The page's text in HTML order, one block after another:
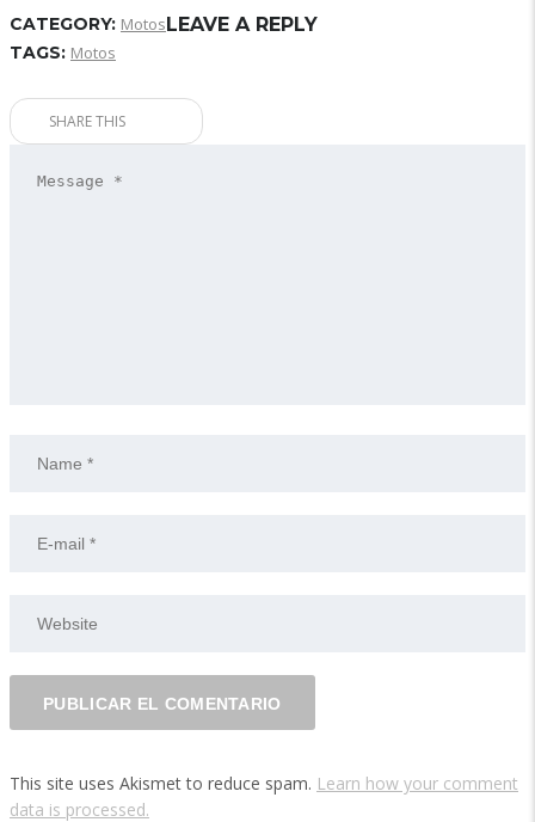
CATEGORY: Motos
TAGS: Motos
SHARE THIS
LEAVE A REPLY
This site uses Akismet to reduce spam. Learn how your comment
data is processed.